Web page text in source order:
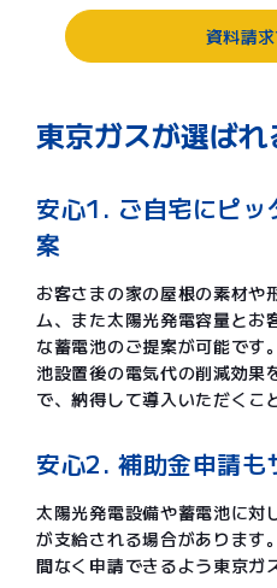
資料請
東京ガスが選ばれ
安心1. ご自宅にピッ
案
お客さまの家の屋根の素材や
ム、また太陽光発電容量とお
な蓄電池のご提案が可能です
池設置後の電気代の削減効果
で、納得して導入いただくこ
安心2. 補助金申請も
太陽光発電設備や蓄電池に対
が支給される場合があります
間なく申請できるよう東京ガ